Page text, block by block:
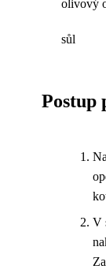
olivový
sůl
Postup
V